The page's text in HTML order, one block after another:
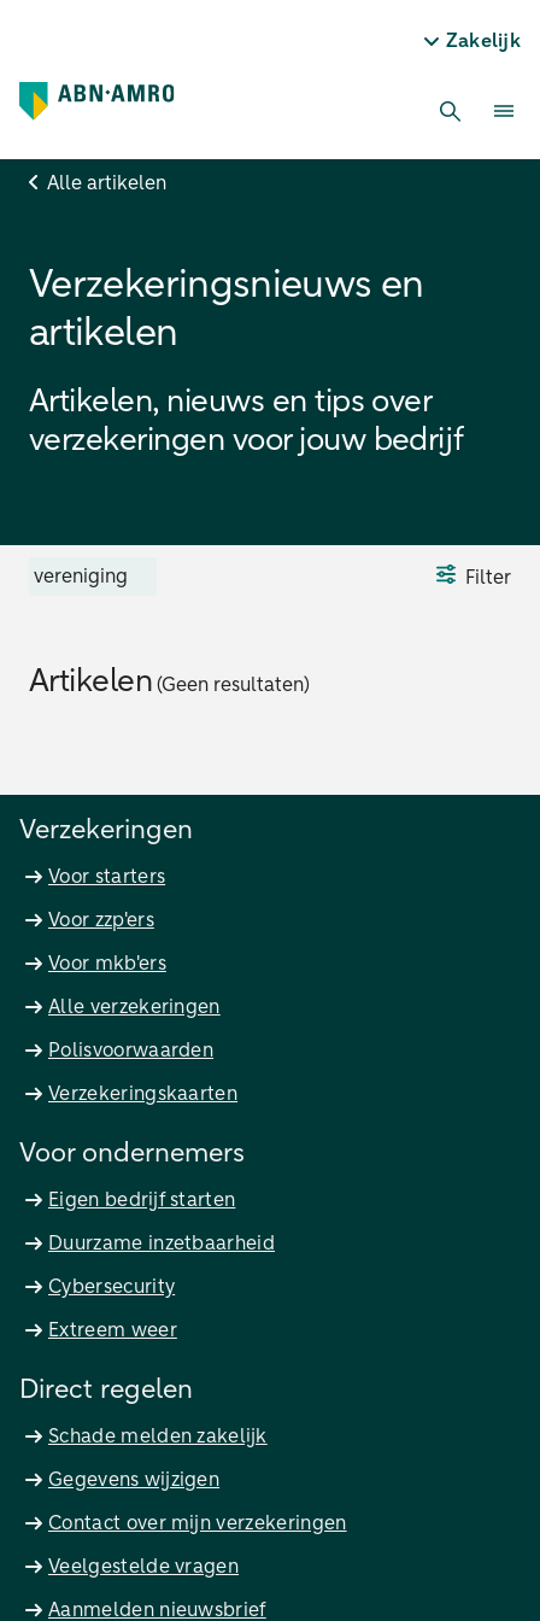
Zakelijk
Alle artikelen
Verzekeringsnieuws en
artikelen
Artikelen, nieuws en tips over
verzekeringen voor jouw bedrijf
vereniging Filter
Artikelen (Geen resultaten)
Verzekeringen
Voor starters
Voor zzp'ers
Voor mkb'ers
Alle verzekeringen
Polisvoorwaarden
Verzekeringskaarten
Voor ondernemers
Eigen bedrijf starten
Duurzame inzetbaarheid
Cybersecurity
Extreem weer
Direct regelen
Schade melden zakelijk
Gegevens wijzigen
Contact over mijn verzekeringen
Veelgestelde vragen
Aanmelden nieuwsbrief